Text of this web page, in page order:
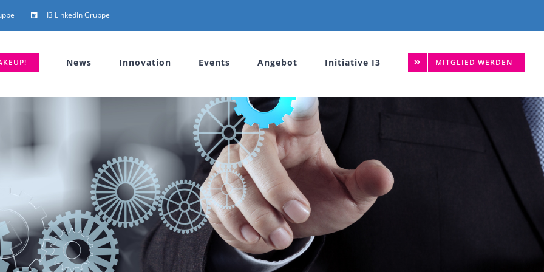
I3 LinkedIn Gruppe
News Innovation Events Angebot Initiative I3 MITGLIED WERDEN